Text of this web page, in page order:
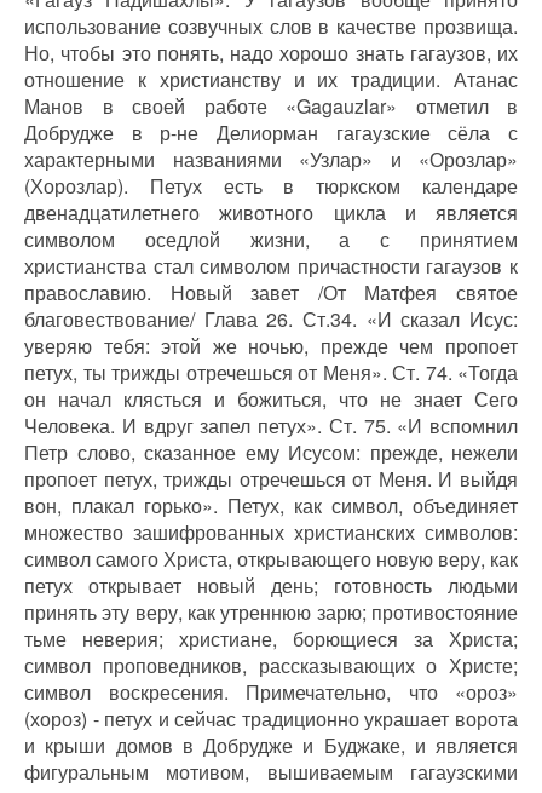
использование созвучных слов в качестве прозвища.
Но, чтобы это понять, надо хорошо знать гагаузов, их
отношение к христианству и их традиции. Атанас
Манов в своей работе «Gagauzlar» отметил в
Добрудже в р-не Делиорман гагаузские сёла с
характерными названиями «Узлар» и «Орозлар»
(Хорозлар). Петух есть в тюркском календаре
двенадцатилетнего животного цикла и является
символом оседлой жизни, а с принятием
христианства стал символом причастности гагаузов к
православию. Новый завет /От Матфея святое
благовествование/ Глава 26. Ст.34. «И сказал Исус:
уверяю тебя: этой же ночью, прежде чем пропоет
петух, ты трижды отречешься от Меня». Ст. 74. «Тогда
он начал клясться и божиться, что не знает Сего
Человека. И вдруг запел петух». Ст. 75. «И вспомнил
Петр слово, сказанное ему Исусом: прежде, нежели
пропоет петух, трижды отречешься от Меня. И выйдя
вон, плакал горько». Петух, как символ, объединяет
множество зашифрованных христианских символов:
символ самого Христа, открывающего новую веру, как
петух открывает новый день; готовность людьми
принять эту веру, как утреннюю зарю; противостояние
тьме неверия; христиане, борющиеся за Христа;
символ проповедников, рассказывающих о Христе;
символ воскресения. Примечательно, что «ороз»
(хороз) - петух и сейчас традиционно украшает ворота
и крыши домов в Добрудже и Буджаке, и является
фигуральным мотивом, вышиваемым гагаузскими